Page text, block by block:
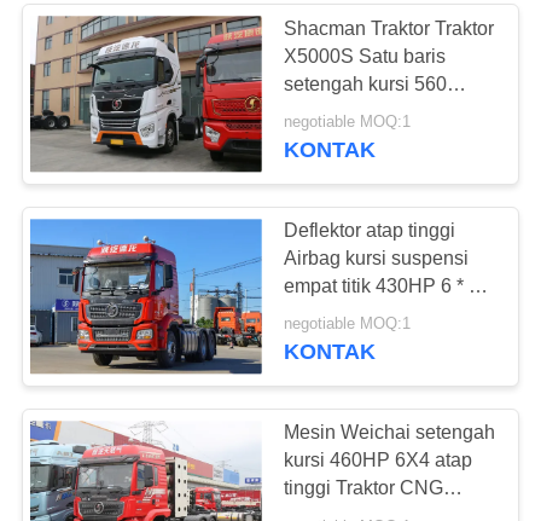
Truk Dump Bekas
Bus Pelatih Bekas
391
226
Shacman Traktor Traktor
X5000S Satu baris
setengah kursi 560
tenaga kuda 12
kecepatan 6X4 LNG
negotiable MOQ:1
KONTAK
Deflektor atap tinggi
Airbag kursi suspensi
empat titik 430HP 6 * 4
M3000s Shacman
Traktor Truk
negotiable MOQ:1
KONTAK
Mesin Weichai setengah
kursi 460HP 6X4 atap
tinggi Traktor CNG
Shacman Heavy Duty